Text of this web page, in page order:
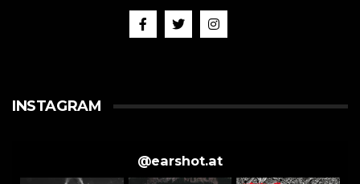
INSTAGRAM
@earshot.at